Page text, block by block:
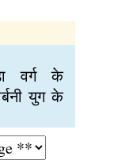
वर्ग के
युग के